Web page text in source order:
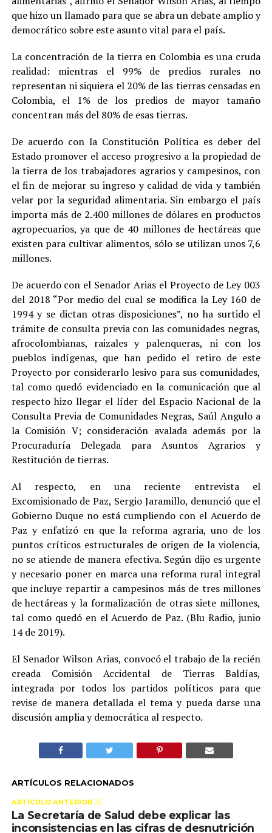
que hizo un llamado para que se abra un debate amplio y
democrático sobre este asunto vital para el país.
La concentración de la tierra en Colombia es una cruda
realidad: mientras el 99% de predios rurales no
representan ni siquiera el 20% de las tierras censadas en
Colombia, el 1% de los predios de mayor tamaño
concentran más del 80% de esas tierras.
De acuerdo con la Constitución Política es deber del
Estado promover el acceso progresivo a la propiedad de
la tierra de los trabajadores agrarios y campesinos, con
el fin de mejorar su ingreso y calidad de vida y también
velar por la seguridad alimentaria. Sin embargo el país
importa más de 2.400 millones de dólares en productos
agropecuarios, ya que de 40 millones de hectáreas que
existen para cultivar alimentos, sólo se utilizan unos 7,6
millones.
De acuerdo con el Senador Arias el Proyecto de Ley 003
del 2018 “Por medio del cual se modifica la Ley 160 de
1994 y se dictan otras disposiciones”, no ha surtido el
trámite de consulta previa con las comunidades negras,
afrocolombianas, raizales y palenqueras, ni con los
pueblos indígenas, que han pedido el retiro de este
Proyecto por considerarlo lesivo para sus comunidades,
tal como quedó evidenciado en la comunicación que al
respecto hizo llegar el líder del Espacio Nacional de la
Consulta Previa de Comunidades Negras, Saúl Angulo a
la Comisión V; consideración avalada además por la
Procuraduría Delegada para Asuntos Agrarios y
Restitución de tierras.
Al respecto, en una reciente entrevista el
Excomisionado de Paz, Sergio Jaramillo, denunció que el
Gobierno Duque no está cumpliendo con el Acuerdo de
Paz y enfatizó en que la reforma agraria, uno de los
puntos críticos estructurales de origen de la violencia,
no se atiende de manera efectiva. Según dijo es urgente
y necesario poner en marca una reforma rural integral
que incluye repartir a campesinos más de tres millones
de hectáreas y la formalización de otras siete millones,
tal como quedó en el Acuerdo de Paz. (Blu Radio, junio
14 de 2019).
El Senador Wilson Arias, convocó el trabajo de la recién
creada Comisión Accidental de Tierras Baldías,
integrada por todos los partidos políticos para que
revise de manera detallada el tema y pueda darse una
discusión amplia y democrática al respecto.
ARTÍCULOS RELACIONADOS
ARTÍCULO ANTERIOR 👉🏻
La Secretaría de Salud debe explicar las
inconsistencias en las cifras de desnutrición